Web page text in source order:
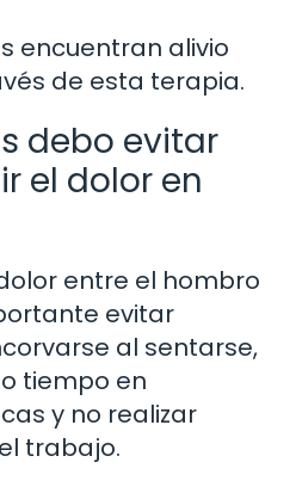
encuentran alivio
de esta terapia.
debo evitar
el dolor en
entre el hombro
evitar
al sentarse,
tiempo en
y no realizar
trabajo.